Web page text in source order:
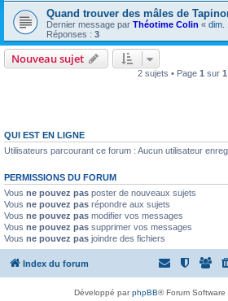
Quand trouver des mâles de
Dernier message par Théotime Colin « dim.
Réponses : 3
Nouveau sujet
2 sujets • Page 1 sur 1
QUI EST EN LIGNE
Utilisateurs parcourant ce forum : Aucun utilisateur
PERMISSIONS DU FORUM
Vous ne pouvez pas poster de nouveaux sujets
Vous ne pouvez pas répondre aux sujets
Vous ne pouvez pas modifier vos messages
Vous ne pouvez pas supprimer vos messages
Vous ne pouvez pas joindre des fichiers
Index du forum
Développé parphpBB® Forum